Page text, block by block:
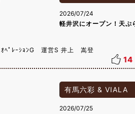
2026/07/24
軽井沢にオープン！天ぷ
ｵﾍﾟﾚｰｼｮﾝG 運営S 井上 嵩登
14
有馬六彩 & VIALA
2026/07/25